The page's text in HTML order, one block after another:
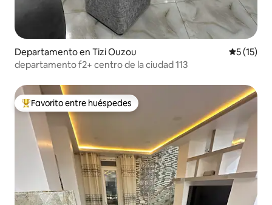
Departamento en Tizi Ouzou
5 (15)
departamento f2+ centro de la ciudad 113
De los mejores en Favorito entre huéspedes
Favorito entre huéspedes